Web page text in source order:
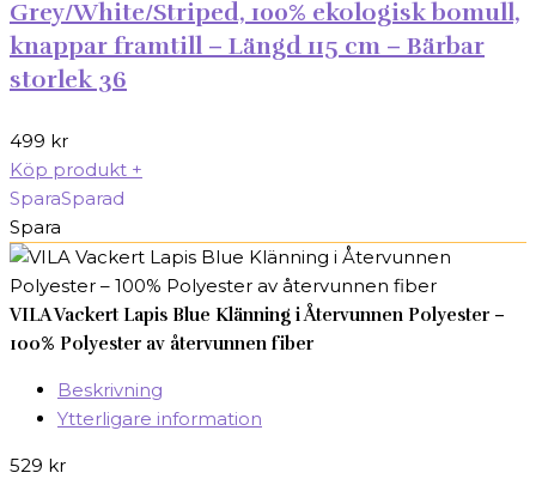
Grey/White/Striped, 100% ekologisk bomull,
knappar framtill – Längd 115 cm – Bärbar
storlek 36
499 kr
Köp produkt +
SparaSparad
Spara
VILA Vackert Lapis Blue Klänning i Återvunnen Polyester –
100% Polyester av återvunnen fiber
Beskrivning
Ytterligare information
529 kr